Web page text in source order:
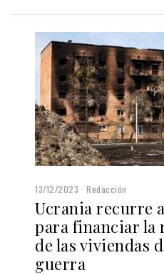
13/12/2023 Redacción
Ucrania recurre
para financiar la
de las viviendas
guerra